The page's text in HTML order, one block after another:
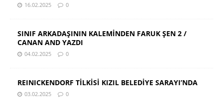
16.02.2025 0
SINIF ARKADAŞININ KALEMİNDEN FARUK ŞEN 2 /
CANAN AND YAZDI
04.02.2025 0
REINICKENDORF TİLKİSİ KIZIL BELEDİYE SARAYI’NDA
03.02.2025 0